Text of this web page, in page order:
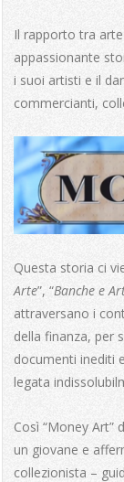
Il rapporto tra
appassionante
i suoi artisti e il
commercianti,
Questa storia ci
Arte”, “Banche e
attraversano i
della finanza, per
documenti inediti
legata
Così “Money Art”
un giovane e
collezionista –